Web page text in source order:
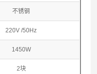
不锈钢
220V /50Hz
1450W
2块